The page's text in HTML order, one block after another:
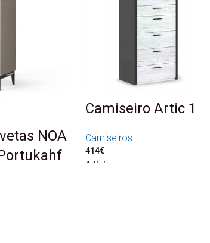
NOA
Camiseiro Artic 1
Camiseiros
414€
Adicionar